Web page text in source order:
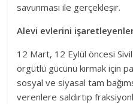
savunması ile gerçekleşir.
Alevi evlerini
12 Mart, 12 Eylül öncesi Sivil
örgütlü gücünü kırmak için
sosyal ve siyasal tam
verenlere saldırtıp